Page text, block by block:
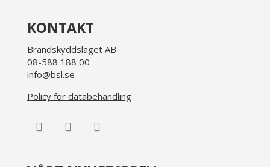
KONTAKT
Brandskyddslaget AB
08-588 188 00
info@bsl.se
Policy för databehandling